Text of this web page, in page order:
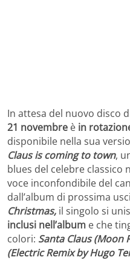
In attesa del nuovo disco
21 novembre è in
disponibile nella sua
Claus is coming to town,
blues del celebre
voce inconfondibile del
dall’album di prossima
Christmas, il singolo si
inclusi nell’album e che
colori: Santa Claus (Moon
(Electric Remix by Hugo